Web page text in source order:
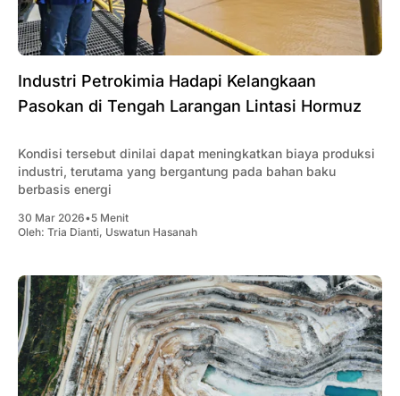
Industri Petrokimia Hadapi Kelangkaan
Pasokan di Tengah Larangan Lintasi Hormuz
Kondisi tersebut dinilai dapat meningkatkan biaya produksi
industri, terutama yang bergantung pada bahan baku
berbasis energi
30 Mar 2026•5 Menit
Oleh: Tria Dianti, Uswatun Hasanah